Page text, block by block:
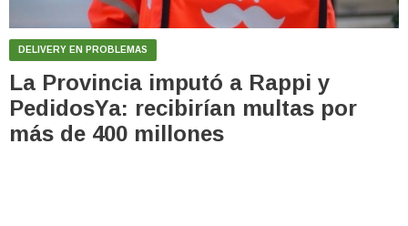
DELIVERY EN PROBLEMAS
La Provincia imputó a Rappi y
PedidosYa: recibirían multas por
más de 400 millones